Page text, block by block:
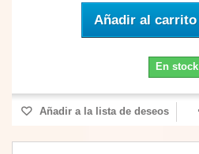
Añadir al carrito
En stock
Añadir a la lista de deseos